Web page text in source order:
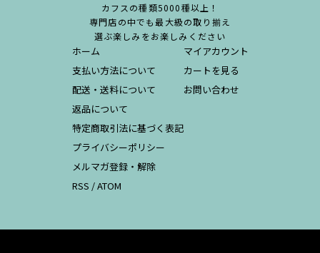
カフスの種類5000種以上！
専門店の中でも最大級の取り揃え
選ぶ楽しみをお楽しみください
ホーム
支払い方法について
配送・送料について
返品について
特定商取引法に基づく表記
プライバシーポリシー
メルマガ登録・解除
RSS /ATOM
マイアカウント
カートを見る
お問い合わせ